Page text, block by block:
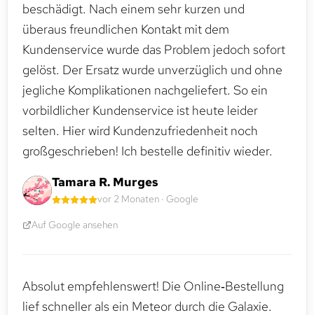
beschädigt. Nach einem sehr kurzen und
überaus freundlichen Kontakt mit dem
Kundenservice wurde das Problem jedoch sofort
gelöst. Der Ersatz wurde unverzüglich und ohne
jegliche Komplikationen nachgeliefert. So ein
vorbildlicher Kundenservice ist heute leider
selten. Hier wird Kundenzufriedenheit noch
großgeschrieben! Ich bestelle definitiv wieder.
Tamara R. Murges
vor 2 Monaten · Google
Auf Google ansehen
Absolut empfehlenswert! Die Online‑Bestellung
lief schneller als ein Meteor durch die Galaxie.